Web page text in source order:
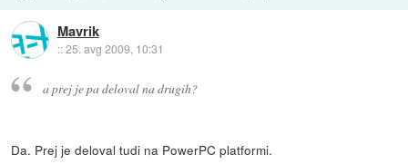
Mavrik
::25. avg 2009, 10:31
a prej je pa deloval na drugih?
Da. Prej je deloval tudi na PowerPC platformi.